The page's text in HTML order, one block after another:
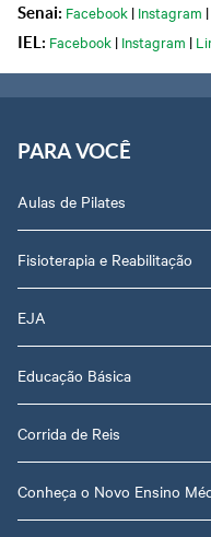
Senai: Facebook | Instagram |
IEL: Facebook | Instagram |
PARA VOCÊ
Aulas de Pilates
Fisioterapia e Reabilitação
EJA
Educação Básica
Corrida de Reis
Conheça o Novo Ensino